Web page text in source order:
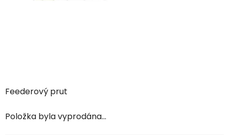
Feederový prut
Položka byla vyprodána…